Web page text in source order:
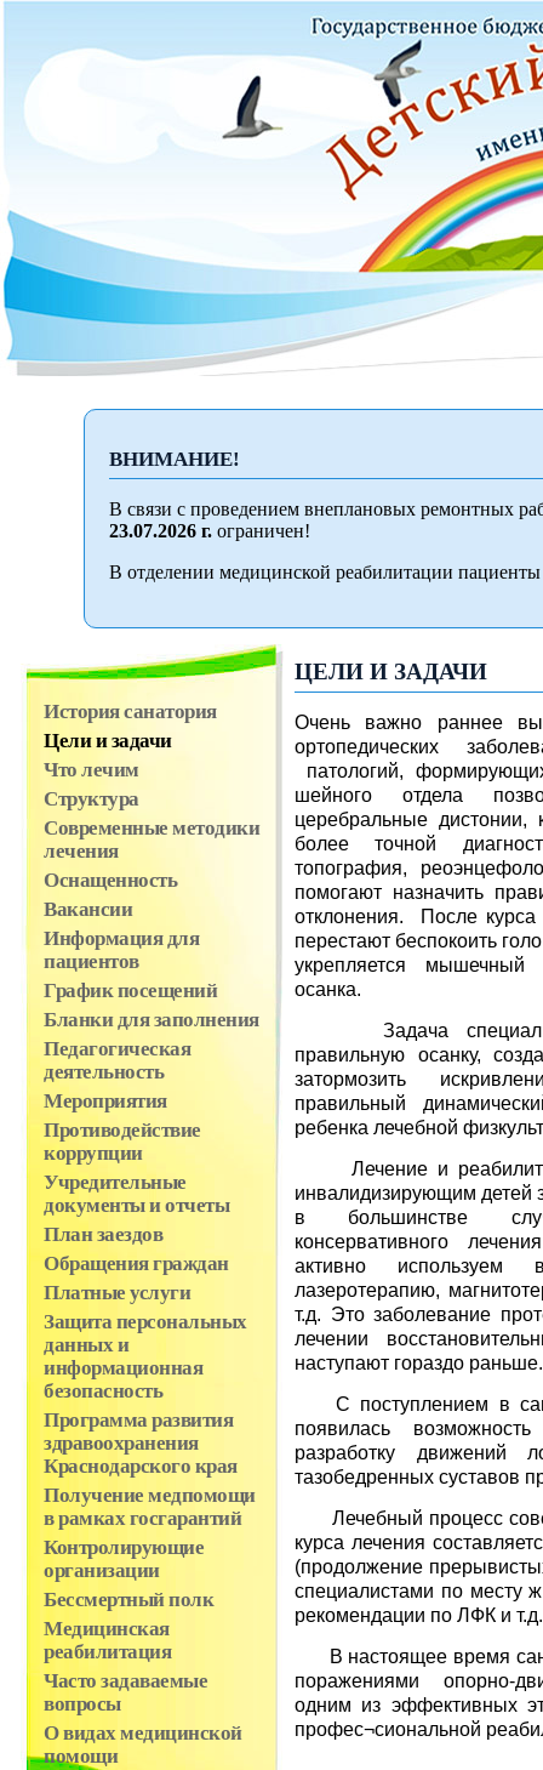
ВНИМАНИЕ!
В связи с проведением внеплановых ремонтных
23.07.2026 г. ограничен!
В отделении медицинской реабилитации
История санатория
Цели и задачи
Что лечим
Структура
Современные методики
лечения
Оснащенность
Вакансии
Информация для
пациентов
График посещений
Бланки для заполнения
Педагогическая
деятельность
Мероприятия
Противодействие
коррупции
Учредительные
документы и отчеты
План заездов
Обращения граждан
Платные услуги
Защита персональных
данных и
информационная
безопасность
Программа развития
здравоохранения
Краснодарского края
Получение медпомощи
в рамках госгарантий
Контролирующие
организации
Бессмертный полк
Медицинская
реабилитация
Часто задаваемые
вопросы
О видах медицинской
помощи
ЦЕЛИ И ЗАДАЧИ
Очень важно раннее
ортопедических
патологий,
шейного отдела
церебральные
более точной
топография,
помогают назначить
отклонения. После курса
перестают беспокоить
укрепляется мышечный
осанка.
Задача
правильную осанку,
затормозить
правильный
ребенка лечебной
Лечение и
инвалидизирующим детей
в большинстве
консервативного
активно используем
лазеротерапию,
т.д. Это заболевание
лечении
наступают гораздо раньше.
С поступлением в
появилась
разработку движений
тазобедренных суставов
Лечебный процесс
курса лечения
(продолжение
специалистами по месту
рекомендации по ЛФК и
В настоящее время
поражениями опорно-
одним из эффективных
профес¬сиональной